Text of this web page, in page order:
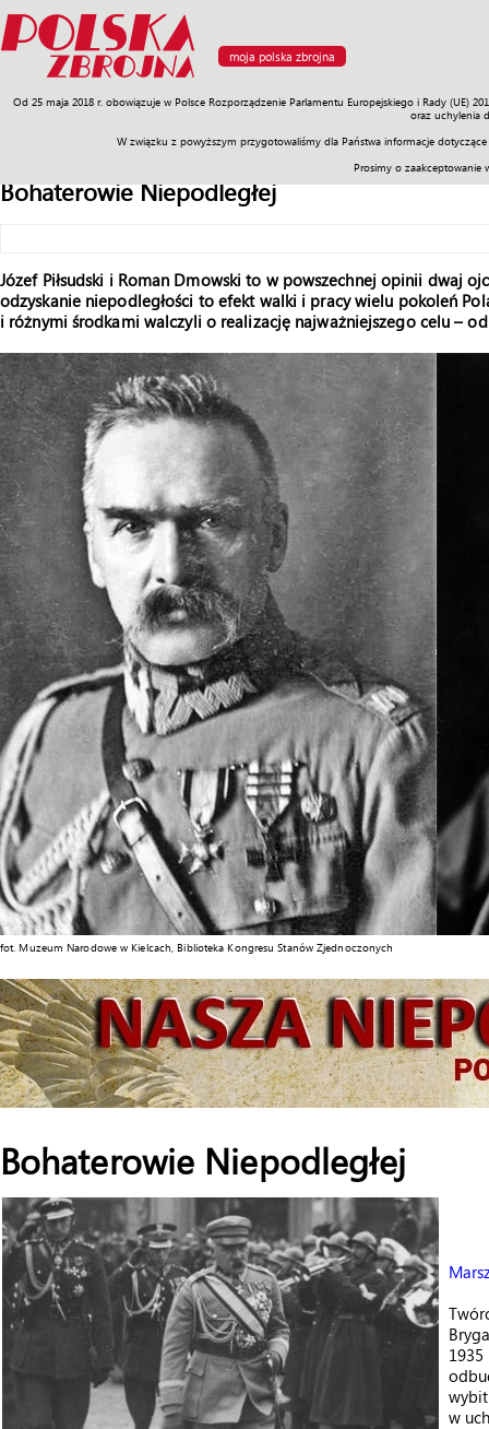
moja polska zbrojna
Od 25 maja 2018 r. obowiązuje w Polsce Rozporządzenie Parlamentu Europejskiego i Rady
oraz uchylenia
W związku z powyższym przygotowaliśmy dla Państwa informacje
Prosimy o
Armia Poligon Sprzęt Misje Polityka Prawo Świat
Bohaterowie Niepodległej
Józef Piłsudski i Roman Dmowski to w powszechnej opinii dwaj
odzyskanie niepodległości to efekt walki i pracy wielu pokoleń
i różnymi środkami walczyli o realizację najważniejszego celu –
fot. Muzeum Narodowe w Kielcach, Biblioteka Kongresu Stanów Zjednoczonych
Bohaterowie Niepodległej
1935
w